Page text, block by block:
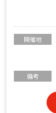
開催地
備考